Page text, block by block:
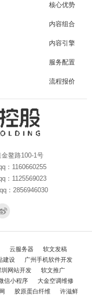
核心优势
内容组合
内容引擎
服务配置
流程报价
鳌路100-1号
1160660255
1125569023
：2856946030
云服务器
软文发稿
建设
广州手机软件开发
圳网站开发
软文推广
信小程序
大金空调维修
胶原蛋白纤维 许滋鲜